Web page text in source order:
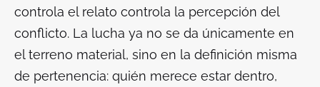
controla el relato controla la percepción del
conflicto. La lucha ya no se da únicamente en
el terreno material, sino en la definición misma
de pertenencia: quién merece estar dentro,